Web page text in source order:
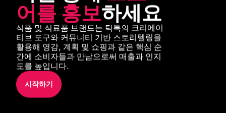
어를 홍보하세요
식품 및 식료품 브랜드는 틱톡의 크리에이
티브 도구와 커뮤니티 기반 스토리텔링을
활용해 영감, 계획 및 쇼핑과 같은 핵심 순
간에 소비자들과 만남으로써 매출과 인지
도를 높입니다.
시작하기